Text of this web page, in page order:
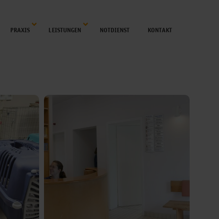
PRAXIS LEISTUNGEN NOTDIENST KONTAKT